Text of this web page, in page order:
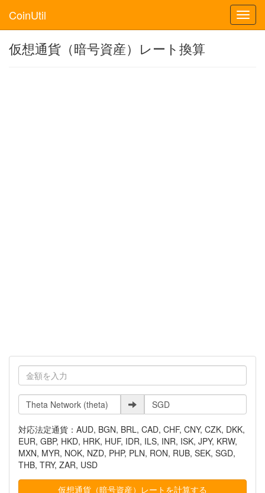
CoinUtil
仮想通貨（暗号資産）レート換算
対応法定通貨：AUD, BGN, BRL, CAD, CHF, CNY, CZK, DKK,
EUR, GBP, HKD, HRK, HUF, IDR, ILS, INR, ISK, JPY, KRW,
MXN, MYR, NOK, NZD, PHP, PLN, RON, RUB, SEK, SGD,
THB, TRY, ZAR, USD